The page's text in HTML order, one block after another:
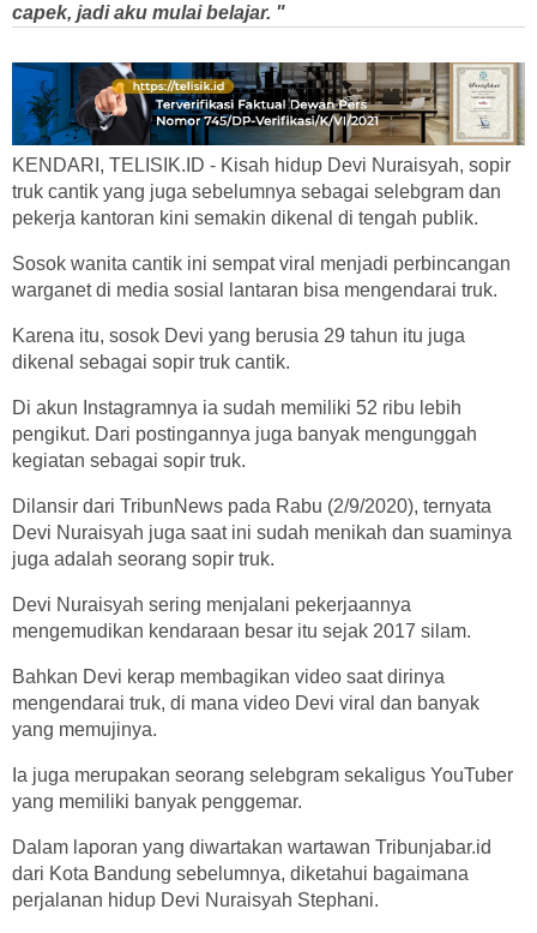
capek, jadi aku mulai belajar. "
KENDARI, TELISIK.ID - Kisah hidup Devi Nuraisyah, sopir
truk cantik yang juga sebelumnya sebagai selebgram dan
pekerja kantoran kini semakin dikenal di tengah publik.
Sosok wanita cantik ini sempat viral menjadi perbincangan
warganet di media sosial lantaran bisa mengendarai truk.
Karena itu, sosok Devi yang berusia 29 tahun itu juga
dikenal sebagai sopir truk cantik.
Di akun Instagramnya ia sudah memiliki 52 ribu lebih
pengikut. Dari postingannya juga banyak mengunggah
kegiatan sebagai sopir truk.
Dilansir dari TribunNews pada Rabu (2/9/2020), ternyata
Devi Nuraisyah juga saat ini sudah menikah dan suaminya
juga adalah seorang sopir truk.
Devi Nuraisyah sering menjalani pekerjaannya
mengemudikan kendaraan besar itu sejak 2017 silam.
Bahkan Devi kerap membagikan video saat dirinya
mengendarai truk, di mana video Devi viral dan banyak
yang memujinya.
Ia juga merupakan seorang selebgram sekaligus YouTuber
yang memiliki banyak penggemar.
Dalam laporan yang diwartakan wartawan Tribunjabar.id
dari Kota Bandung sebelumnya, diketahui bagaimana
perjalanan hidup Devi Nuraisyah Stephani.